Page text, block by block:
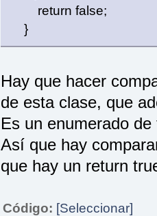
return false;
}
Hay que hacer
de esta clase, que
Es un enumerado
Así que hay
que hay un return
Código: [Seleccionar]